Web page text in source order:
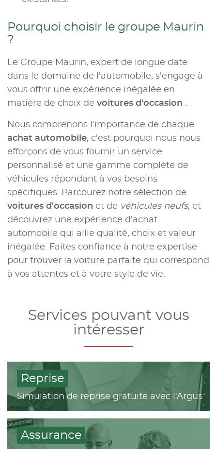
Pourquoi choisir le groupe Maurin
?
Le Groupe Maurin, expert de longue date
dans le domaine de l'automobile, s'engage à
vous offrir une expérience inégalée en
matière de choix de voitures d'occasion .
Nous comprenons l'importance de chaque
achat automobile, c'est pourquoi nous nous
efforçons de vous fournir un service
personnalisé et une gamme complète de
véhicules répondant à vos besoins
spécifiques. Parcourez notre sélection de
voitures d'occasion et de véhicules neufs, et
découvrez une expérience d'achat
automobile qui allie qualité, choix et valeur
inégalée. Faites confiance à notre expertise
pour trouver la voiture parfaite qui correspond
à vos attentes et à votre style de vie.
Services pouvant vous
intéresser
Reprise
Simulation de reprise gratuite avec l'Argus
Assurance